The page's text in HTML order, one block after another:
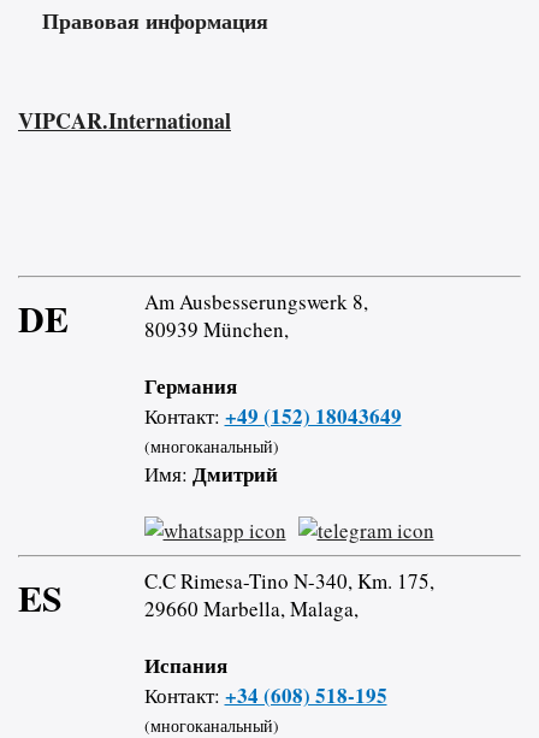
Правовая информация
VIPCAR.International
DE
Am Ausbesserungswerk 8,
80939 München,
Германия
Контакт: +49 (152) 18043649
(многоканальный)
Имя: Дмитрий
ES
C.C Rimesa-Tino N-340, Km. 175,
29660 Marbella, Malaga,
Испания
Контакт: +34 (608) 518-195
(многоканальный)